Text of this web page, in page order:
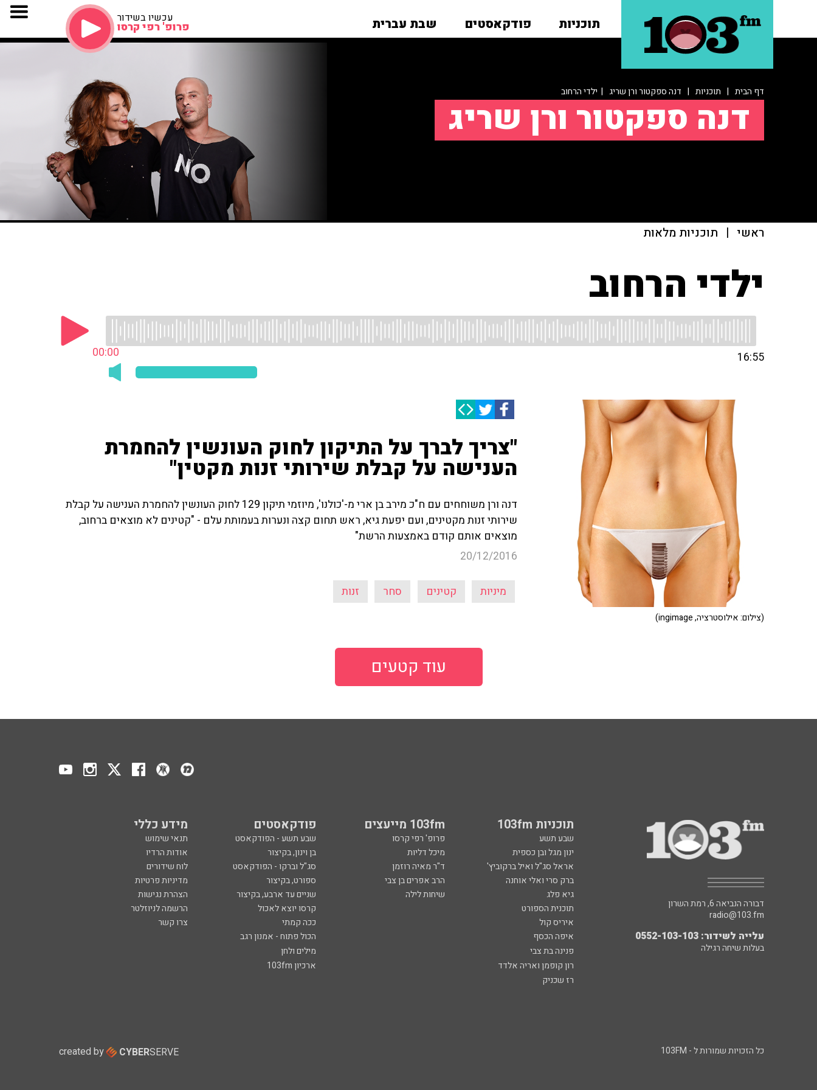
תוכניות פודקאסטים שבת עברית עכשיו בשידור
פרופ' רפי קרסו
דף הבית | תוכניות | דנה ספקטור ורן שריג | ילדי הרחוב
דנה ספקטור ורן שריג
ראשי | תוכניות מלאות
ילדי הרחוב
00:00 16:55
"צריך לברך על התיקון לחוק העונשין להחמרת
הענישה על קבלת שירותי זנות מקטין"
דנה ורן משוחחים עם ח"כ מירב בן ארי מ-'כולנו', מיוזמי תיקון 129 לחוק העונשין להחמרת הענישה על קבלת
שירותי זנות מקטינים, ועם יפעת גיא, ראש תחום קצה ונערות בעמותת עלם - "קטינים לא מוצאים ברחוב,
מוצאים אותם קודם באמצעות הרשת"
20/12/2016
מיניות קטינים סחר זנות
(צילום: אילוסטרציה, ingimage)
עוד קטעים
תוכניות 103fm 103fm מייעצים פודקאסטים מידע כללי
שבע תשע פרופ' רפי קרסו שבע תשע - הפודקאסט
תנאי שימוש
ינון מגל ובן כספית
מיכל דליות בן וינון, בקיצור
אודות הרדיו
אראל סג"ל ואיל ברקוביץ'
ד"ר מאיה רוזמן סג"ל וברקו - הפודקאסט
לוח שידורים
ברק סרי ואלי אוחנה
הרב אפרים בן צבי ספורט, בקיצור
מדיניות פרטיות
גיא פלג
שיחות לילה שניים עד ארבע, בקיצור
הצהרת נגישות
תוכנית הספורט
קרסו יוצא לאכול
הרשמה לניוזלטר
איריס קול
ככה קמתי
צרו קשר
איפה הכסף
הכול פתוח - אמנון רגב
פנינה בת צבי
מילים ולחן
רון קופמן ואריה אלדד
ארכיון 103fm
רז שכניק
דבורה הנביאה 6, רמת השרון
radio@103.fm
עלייה לשידור: 0552-103-103
בעלות שיחה רגילה
כל הזכויות שמורות ל - 103FM created by CYBERSERVE